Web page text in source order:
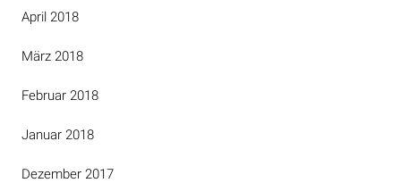
April 2018
März 2018
Februar 2018
Januar 2018
Dezember 2017